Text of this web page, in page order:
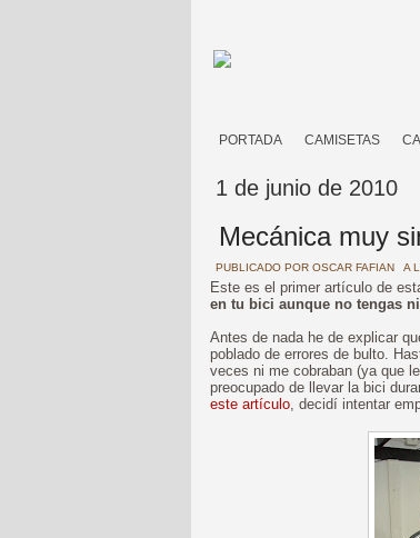
PORTADA CAMISETAS
1 de junio de 2010
Mecánica muy
PUBLICADO POR OSCAR FAFIAN A
Este es el primer artículo de
en tu bici aunque no tengas
Antes de nada he de explicar
poblado de errores de bulto.
veces ni me cobraban (ya que
preocupado de llevar la bici
este artículo, decidí intentar